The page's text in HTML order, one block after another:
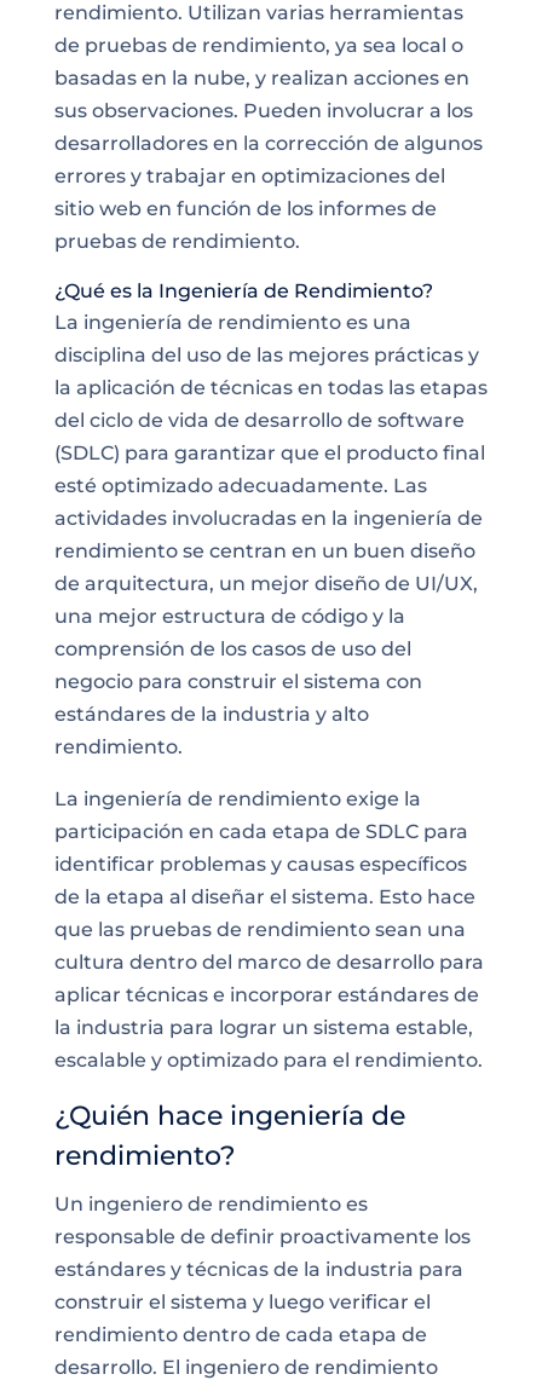
rendimiento. Utilizan varias herramientas
de pruebas de rendimiento, ya sea local o
basadas en la nube, y realizan acciones en
sus observaciones. Pueden involucrar a los
desarrolladores en la corrección de algunos
errores y trabajar en optimizaciones del
sitio web en función de los informes de
pruebas de rendimiento.
¿Qué es la Ingeniería de Rendimiento?
La ingeniería de rendimiento es una
disciplina del uso de las mejores prácticas y
la aplicación de técnicas en todas las etapas
del ciclo de vida de desarrollo de software
(SDLC) para garantizar que el producto final
esté optimizado adecuadamente. Las
actividades involucradas en la ingeniería de
rendimiento se centran en un buen diseño
de arquitectura, un mejor diseño de UI/UX,
una mejor estructura de código y la
comprensión de los casos de uso del
negocio para construir el sistema con
estándares de la industria y alto
rendimiento.
La ingeniería de rendimiento exige la
participación en cada etapa de SDLC para
identificar problemas y causas específicos
de la etapa al diseñar el sistema. Esto hace
que las pruebas de rendimiento sean una
cultura dentro del marco de desarrollo para
aplicar técnicas e incorporar estándares de
la industria para lograr un sistema estable,
escalable y optimizado para el rendimiento.
¿Quién hace ingeniería de
rendimiento?
Un ingeniero de rendimiento es
responsable de definir proactivamente los
estándares y técnicas de la industria para
construir el sistema y luego verificar el
rendimiento dentro de cada etapa de
desarrollo. El ingeniero de rendimiento